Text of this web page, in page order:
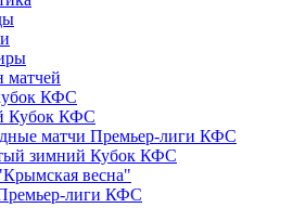
матчей
КФС
Кубок КФС
матчи Премьер-лиги КФС
зимний Кубок КФС
весна"
лиги КФС